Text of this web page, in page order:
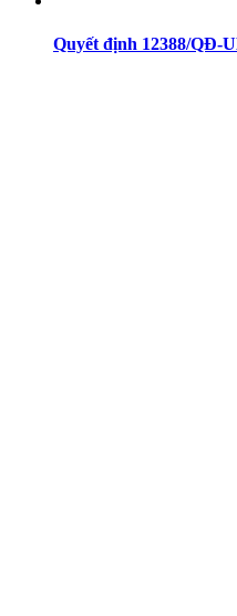
Quyết định 12388/QĐ-